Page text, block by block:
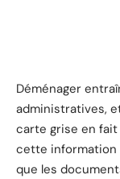
Déménager
administratives,
carte grise en
cette information
que les